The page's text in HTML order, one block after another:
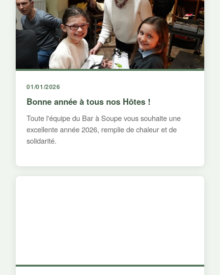
01/01/2026
Bonne année à tous nos Hôtes !
Toute l'équipe du Bar à Soupe vous souhaite une
excellente année 2026, remplie de chaleur et de
solidarité.